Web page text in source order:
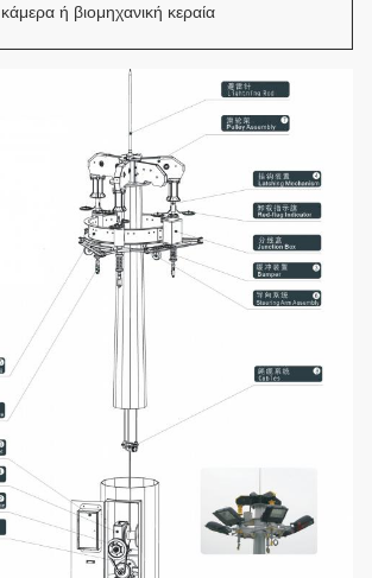
κάμερα ή βιομηχανική κεραία